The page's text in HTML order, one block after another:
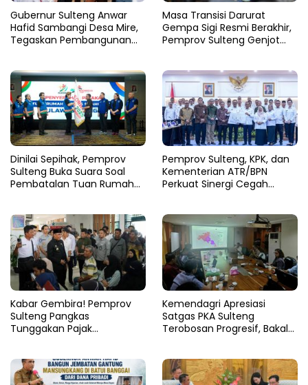
Gubernur Sulteng Anwar
Hafid Sambangi Desa Mire,
Tegaskan Pembangunan
Masa Transisi Darurat
Gempa Sigi Resmi Berakhir,
Pemprov Sulteng Genjot
Dinilai Sepihak, Pemprov
Sulteng Buka Suara Soal
Pembatalan Tuan Rumah
Pemprov Sulteng, KPK, dan
Kementerian ATR/BPN
Perkuat Sinergi Cegah
Kabar Gembira! Pemprov
Sulteng Pangkas
Tunggakan Pajak
Kemendagri Apresiasi
Satgas PKA Sulteng
Terobosan Progresif, Bakal